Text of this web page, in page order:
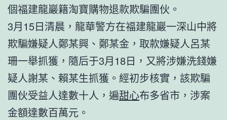
個福建龍巖籍淘寶購物退款欺騙團伙。
3月15日清晨，龍華警方在福建龍巖一深山中將
欺騙嫌疑人鄭某興、鄭某金，取款嫌疑人呂某
珊一舉抓獲，隨后于3月18日，又將涉嫌洗錢嫌
疑人謝某、賴某生抓獲。經初步核實，該欺騙
團伙受益人達數十人，遍甜心布多省市，涉案
金額達數百萬元。